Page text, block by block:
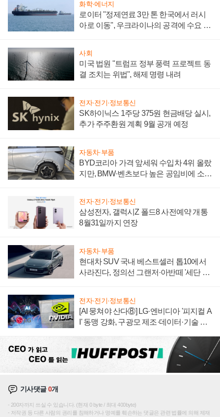
화학·에너지
로이터 "정제연료 3만 톤 한국에서 러시
아로 이동", 우크라이나의 공격에 수요 늘
사회
미국 법원 "트럼프 정부 풍력 프로젝트 동
결 조치는 위법", 해제 명령 내려
전자·전기·정보통신
SK하이닉스 1주당 375원 현금배당 실시,
추가 주주환원 계획 9월 공개 예정
자동차·부품
BYD코리아 가격 앞세워 수입차 4위 올랐
지만, BMW·벤츠보다 높은 공임비에 소비
전자·전기·정보통신
삼성전자, 갤럭시Z 폴드8 사전예약 개통
8월31일까지 연장
자동차·부품
현대차 SUV 국내 베스트셀러 톱10에서
사라진다, 정의선 그랜저·아반떼 '세단 쌍
전자·전기·정보통신
[AI 뭉쳐야 산다⑧] LG·엔비디아 '피지컬 A
I' 동맹 강화, 구광모 제조·데이터·기술 결
기사댓글0개
200자까지 쓰실 수 있습니다. (현재 0 byte / 최대 400byte)
저작권 등 다른 사람의 권리를 침해하거나 명예를 훼손하는 댓글은 관련 법률에 의해 제재